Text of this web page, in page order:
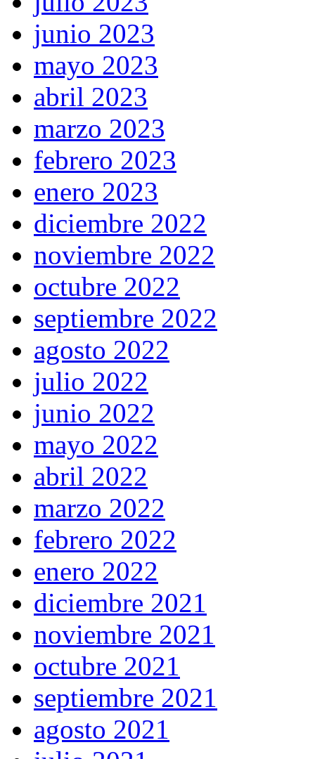
junio 2023
mayo 2023
abril 2023
marzo 2023
febrero 2023
enero 2023
diciembre 2022
noviembre 2022
octubre 2022
septiembre 2022
agosto 2022
julio 2022
junio 2022
mayo 2022
abril 2022
marzo 2022
febrero 2022
enero 2022
diciembre 2021
noviembre 2021
octubre 2021
septiembre 2021
agosto 2021